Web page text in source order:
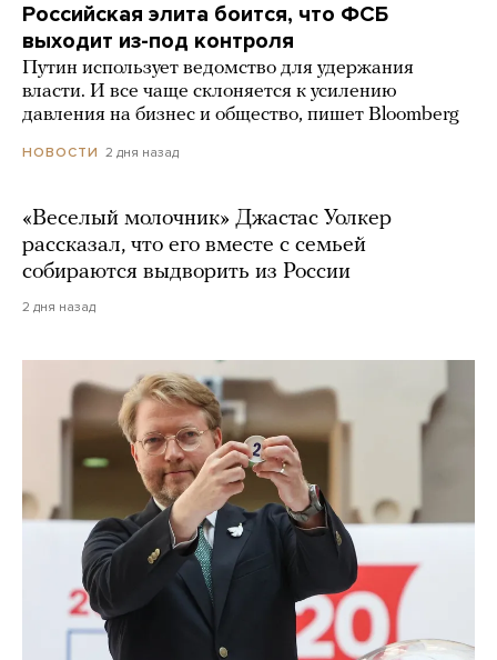
Российская элита боится, что ФСБ
выходит из-под контроля
Путин использует ведомство для удержания
власти. И все чаще склоняется к усилению
давления на бизнес и общество, пишет Bloomberg
НОВОСТИ 2 дня назад
«Веселый молочник» Джастас Уолкер
рассказал, что его вместе с семьей
собираются выдворить из России
2 дня назад